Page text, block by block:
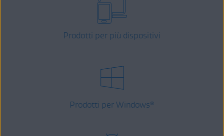
Prodotti per più dispositivi
Prodotti per Windows®